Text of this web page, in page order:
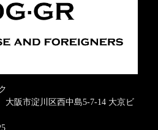
市淀川区西中島5-7-14 大京ビ